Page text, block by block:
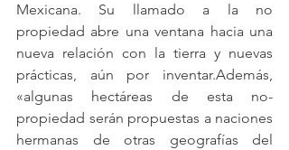
Mexicana. Su llamado a la no
propiedad abre una ventana hacia una
nueva relación con la tierra y nuevas
prácticas, aún por inventar.Además,
«algunas hectáreas de esta no-
propiedad serán propuestas a naciones
hermanas de otras geografías del